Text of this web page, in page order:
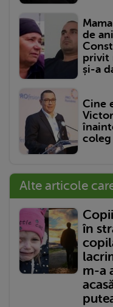
de
privit
și-a
Cine
Alte articole
în
m-a